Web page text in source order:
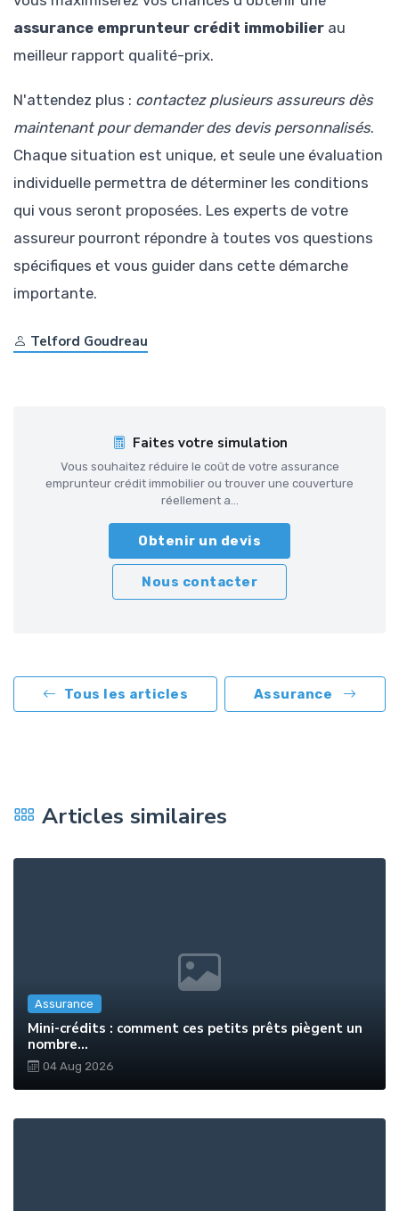
assurance emprunteur crédit immobilier au
meilleur rapport qualité-prix.
N'attendez plus : contactez plusieurs assureurs dès
maintenant pour demander des devis personnalisés.
Chaque situation est unique, et seule une évaluation
individuelle permettra de déterminer les conditions
qui vous seront proposées. Les experts de votre
assureur pourront répondre à toutes vos questions
spécifiques et vous guider dans cette démarche
importante.
Telford Goudreau
Faites votre simulation
Vous souhaitez réduire le coût de votre assurance
emprunteur crédit immobilier ou trouver une couverture
réellement a...
Obtenir un devis
Nous contacter
Tous les articles Assurance
Articles similaires
Assurance
Mini-crédits : comment ces petits prêts piègent un
nombre...
04 Aug 2026